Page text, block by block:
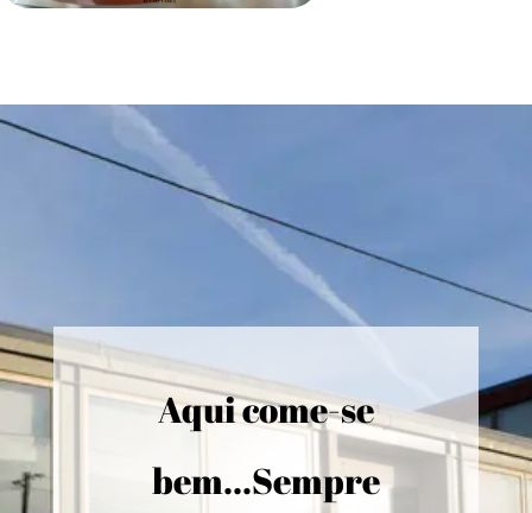
Aqui come-se
bem...Sempre